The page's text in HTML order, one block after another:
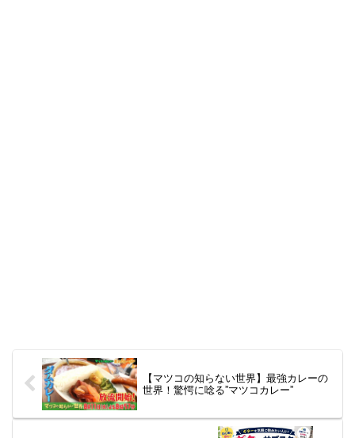
【マツコの知らない世界】最強カレーの
世界！驚愕に唸る”マツコカレー”